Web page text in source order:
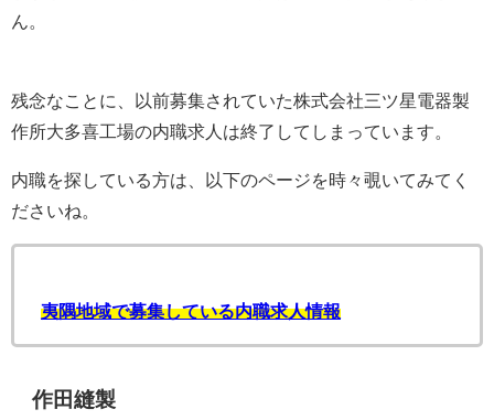
ん。
残念なことに、以前募集されていた株式会社三ツ星電器製
作所大多喜工場の内職求人は終了してしまっています。
内職を探している方は、以下のページを時々覗いてみてく
ださいね。
夷隅地域で募集している内職求人情報
作田縫製